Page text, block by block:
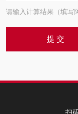
请输入计算结果（填写
扫